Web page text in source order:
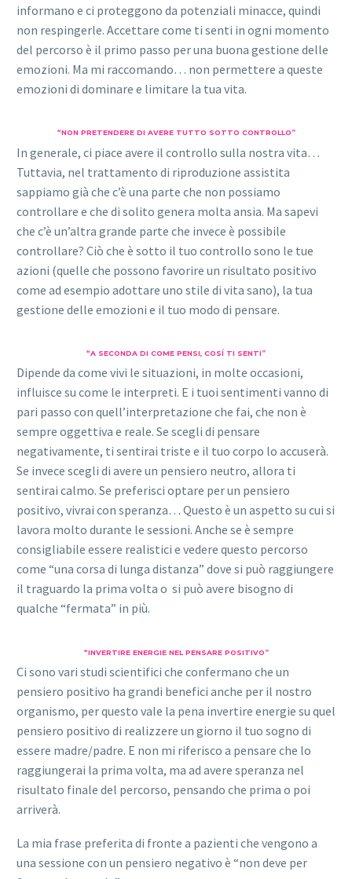
informano e ci proteggono da potenziali minacce, quindi
non respingerle. Accettare come ti senti in ogni momento
del percorso è il primo passo per una buona gestione delle
emozioni. Ma mi raccomando… non permettere a queste
emozioni di dominare e limitare la tua vita.
“NON PRETENDERE DI AVERE TUTTO SOTTO CONTROLLO”
In generale, ci piace avere il controllo sulla nostra vita…
Tuttavia, nel trattamento di riproduzione assistita
sappiamo già che c’è una parte che non possiamo
controllare e che di solito genera molta ansia. Ma sapevi
che c’è un’altra grande parte che invece è possibile
controllare? Ciò che è sotto il tuo controllo sono le tue
azioni (quelle che possono favorire un risultato positivo
come ad esempio adottare uno stile di vita sano), la tua
gestione delle emozioni e il tuo modo di pensare.
“A SECONDA DI COME PENSI, COSÍ TI SENTI”
Dipende da come vivi le situazioni, in molte occasioni,
influisce su come le interpreti. E i tuoi sentimenti vanno di
pari passo con quell’interpretazione che fai, che non è
sempre oggettiva e reale. Se scegli di pensare
negativamente, ti sentirai triste e il tuo corpo lo accuserà.
Se invece scegli di avere un pensiero neutro, allora ti
sentirai calmo. Se preferisci optare per un pensiero
positivo, vivrai con speranza… Questo è un aspetto su cui si
lavora molto durante le sessioni. Anche se è sempre
consigliabile essere realistici e vedere questo percorso
come “una corsa di lunga distanza” dove si può raggiungere
il traguardo la prima volta o si può avere bisogno di
qualche “fermata” in più.
“INVERTIRE ENERGIE NEL PENSARE POSITIVO”
Ci sono vari studi scientifici che confermano che un
pensiero positivo ha grandi benefici anche per il nostro
organismo, per questo vale la pena invertire energie su quel
pensiero positivo di realizzere un giorno il tuo sogno di
essere madre/padre. E non mi riferisco a pensare che lo
raggiungerai la prima volta, ma ad avere speranza nel
risultato finale del percorso, pensando che prima o poi
arriverà.
La mia frase preferita di fronte a pazienti che vengono a
una sessione con un pensiero negativo è “non deve per